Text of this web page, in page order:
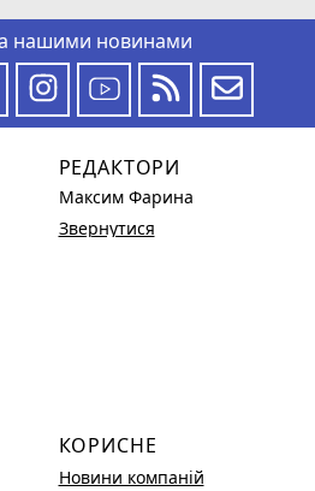
нашими новинами
РЕДАКТОРИ
Максим Фарина
Звернутися
КОРИСНЕ
Новини компаній